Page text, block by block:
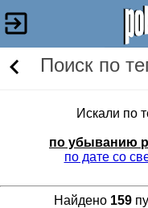
Поиск по
Искали по
по убыванию
по дате со
Найдено 159